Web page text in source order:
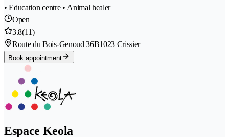
• Education centre • Animal healer
Open
3.8(11)
Route du Bois-Genoud 36B1023 Crissier
Book appointment
Espace Keola